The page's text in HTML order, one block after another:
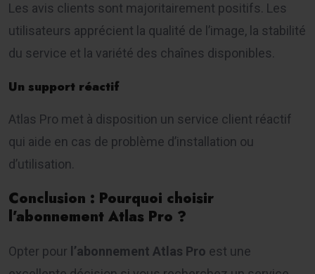
Les avis clients sont majoritairement positifs. Les
utilisateurs apprécient la qualité de l’image, la stabilité
du service et la variété des chaînes disponibles.
Un support réactif
Atlas Pro met à disposition un service client réactif
qui aide en cas de problème d’installation ou
d’utilisation.
Conclusion : Pourquoi choisir
l’abonnement Atlas Pro ?
Opter pour l’abonnement Atlas Pro est une